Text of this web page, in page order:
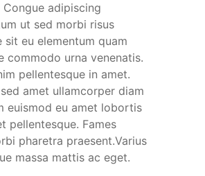
Congue adipiscing
ut sed morbi risus
sit eu elementum quam
commodo urna venenatis.
pellentesque in amet.
amet ullamcorper diam
euismod eu amet lobortis
pellentesque. Fames
pharetra praesent.Varius
massa mattis ac eget.